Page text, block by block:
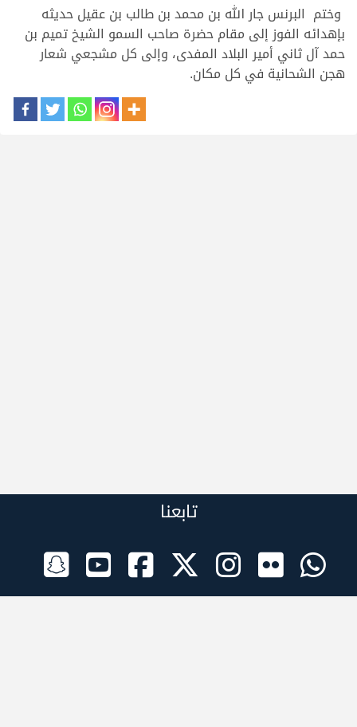
وختم البرنس جار الله بن محمد بن طالب بن عقيل حديثه
بإهدائه الفوز إلى مقام حضرة صاحب السمو الشيخ تميم بن
حمد آل ثاني أمير البلاد المفدى، وإلى كل مشجعي شعار
هجن الشحانية في كل مكان.
تابعنا